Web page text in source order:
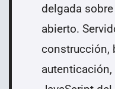
delgada
abierto.
construcción,